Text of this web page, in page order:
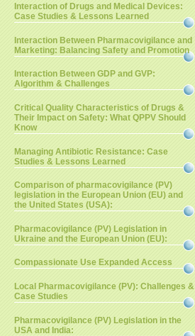
Interaction of Drugs and Medical Devices:
Case Studies & Lessons Learned
Interaction Between Pharmacovigilance and
Marketing: Balancing Safety and Promotion
Interaction Between GDP and GVP:
Algorithm & Challenges
Critical Quality Characteristics of Drugs &
Their Impact on Safety: What QPPV Should
Know
Managing Antibiotic Resistance: Case
Studies & Lessons Learned
Comparison of pharmacovigilance (PV)
legislation in the European Union (EU) and
the United States (USA):
Pharmacovigilance (PV) Legislation in
Ukraine and the European Union (EU):
Compassionate Use Expanded Access
Local Pharmacovigilance (PV): Challenges &
Case Studies
Pharmacovigilance (PV) Legislation in the
USA and India: